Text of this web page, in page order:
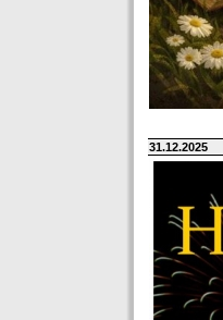
31.12.2025